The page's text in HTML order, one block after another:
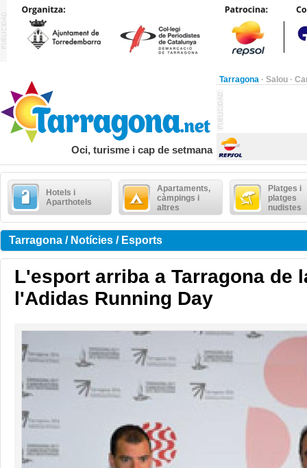
Tarragona · Salou ·
Oci, turisme i cap de setmana
Hotels i
Aparthotels
Apartaments,
càmpings i
altres
Platges i
platges
nudistes
Tarragona / Notícies / Esports
L'esport arriba a Tarragona de
l'Adidas Running Day